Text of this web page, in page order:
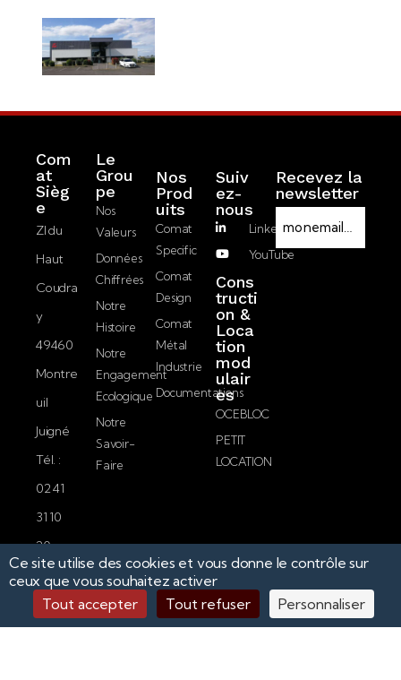
Com
at
Sièg
e
ZI du
Haut
Coudra
y
49460
Montre
uil
Juigné
Tél. :
02 41
31 10
20
02 41
42 30
Le
Grou
pe
Nos
Valeurs
Données
Chiffrées
Notre
Histoire
Notre
Engagement
Ecologique
Notre
Savoir-
Faire
Nos
Prod
Uits
Comat
Specific
Comat
Design
Comat
Métal
Industrie
Documentations
Suiv
ez-
nous
LinkedIn
YouTube
Cons
tructi
on &
Loca
tion
mod
ulair
es
OCEBLOC
PETIT
LOCATION
Recevez la
newsletter
-
m
R
G
P
Ce site utilise des cookies et vous donne le contrôle sur
ceux que vous souhaitez activer
Tout accepter
Tout refuser Personnaliser